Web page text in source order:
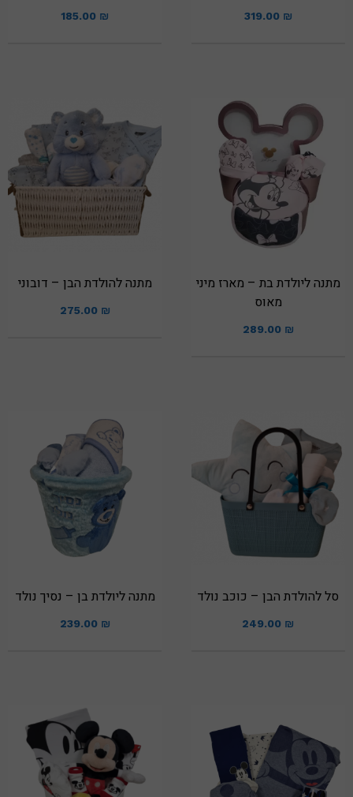
319.00 ₪
185.00 ₪
מתנה ליולדת בת – מארז מיני
מאוס
289.00 ₪
מתנה להולדת הבן – דובוני
275.00 ₪
סל להולדת הבן – כוכב נולד
249.00 ₪
מתנה ליולדת בן – נסיך נולד
239.00 ₪